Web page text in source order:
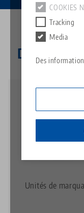
COOKIES
Tracking
Media
Des
Unités de